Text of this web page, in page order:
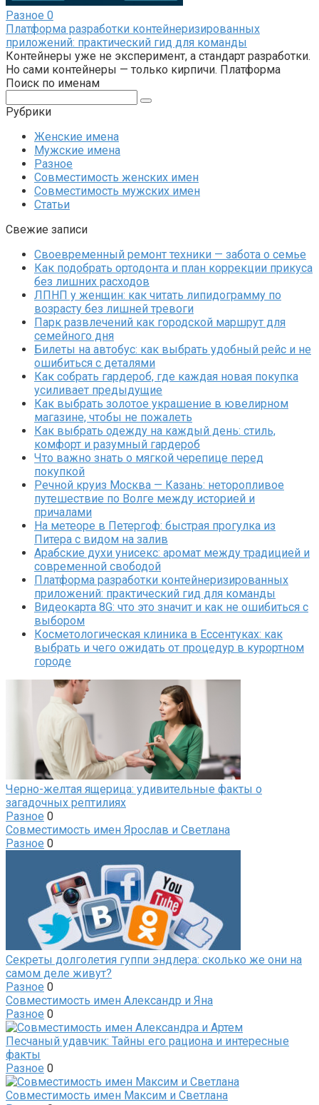
Разное 0
Платформа разработки контейнеризированных
приложений: практический гид для команды
Контейнеры уже не эксперимент, а стандарт разработки.
Но сами контейнеры — только кирпичи. Платформа
Поиск по именам
Рубрики
Женские имена
Мужские имена
Разное
Совместимость женских имен
Совместимость мужских имен
Статьи
Свежие записи
Своевременный ремонт техники — забота о семье
Как подобрать ортодонта и план коррекции прикуса
без лишних расходов
ЛПНП у женщин: как читать липидограмму по
возрасту без лишней тревоги
Парк развлечений как городской маршрут для
семейного дня
Билеты на автобус: как выбрать удобный рейс и не
ошибиться с деталями
Как собрать гардероб, где каждая новая покупка
усиливает предыдущие
Как выбрать золотое украшение в ювелирном
магазине, чтобы не пожалеть
Как выбрать одежду на каждый день: стиль,
комфорт и разумный гардероб
Что важно знать о мягкой черепице перед
покупкой
Речной круиз Москва — Казань: неторопливое
путешествие по Волге между историей и
причалами
На метеоре в Петергоф: быстрая прогулка из
Питера с видом на залив
Арабские духи унисекс: аромат между традицией и
современной свободой
Платформа разработки контейнеризированных
приложений: практический гид для команды
Видеокарта 8G: что это значит и как не ошибиться с
выбором
Косметологическая клиника в Ессентуках: как
выбрать и чего ожидать от процедур в курортном
городе
Черно-желтая ящерица: удивительные факты о
загадочных рептилиях
Разное 0
Совместимость имен Ярослав и Светлана
Разное 0
Секреты долголетия гуппи эндлера: сколько же они на
самом деле живут?
Разное 0
Совместимость имен Александр и Яна
Разное 0
Песчаный удавчик: Тайны его рациона и интересные
факты
Разное 0
Совместимость имен Максим и Светлана